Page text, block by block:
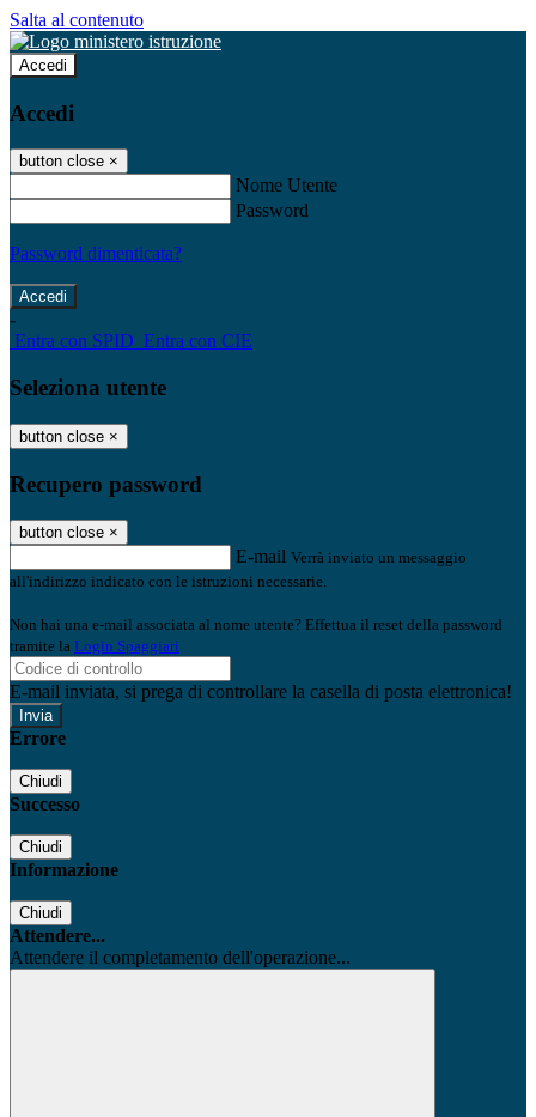
Salta al contenuto
Accedi
Accedi
button close ×
Nome Utente
Password
Password dimenticata?
-
Entra con SPID Entra con CIE
Seleziona utente
button close ×
Recupero password
button close ×
E-mail Verrà inviato un messaggio
all'indirizzo indicato con le istruzioni necessarie.
Non hai una e-mail associata al nome utente? Effettua il reset della password
tramite la Login Spaggiari
E-mail inviata, si prega di controllare la casella di posta elettronica!
Errore
Chiudi
Successo
Chiudi
Informazione
Chiudi
Attendere...
Attendere il completamento dell'operazione...